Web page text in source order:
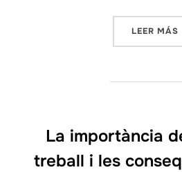
LEER MÁS
La importància
treball i les